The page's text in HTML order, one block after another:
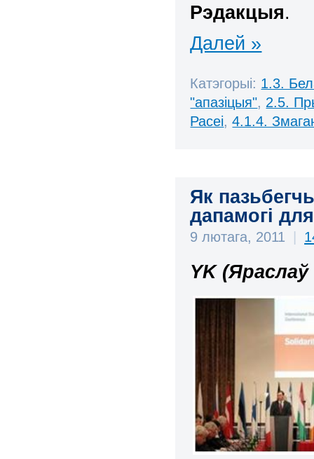
Рэдакцыя.
Далей »
Катэгорыі: 1.3.
"апазіцыя", 2.5.
Расеі,4.1.4.
Як
дапамогі
9 лютага, 2011
YK